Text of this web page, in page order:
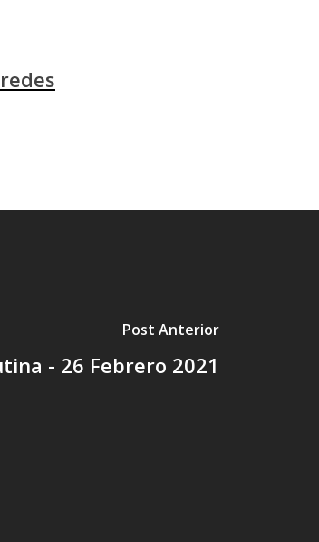
redes
Post Anterior
- 26 Febrero 2021